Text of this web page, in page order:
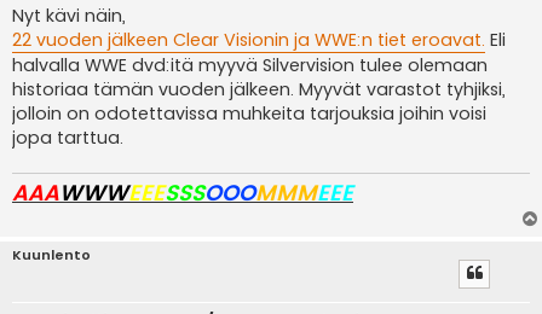
e
s
t
i
Nyt kävi näin,
22 vuoden jälkeen Clear Visionin ja WWE:n tiet eroavat. Eli
halvalla WWE dvd:itä myyvä Silvervision tulee olemaan
historiaa tämän vuoden jälkeen. Myyvät varastot tyhjiksi,
jolloin on odotettavissa muhkeita tarjouksia joihin voisi
jopa tarttua.
AAAWWWEEESSSOOOMMMEEE
Kuunlento